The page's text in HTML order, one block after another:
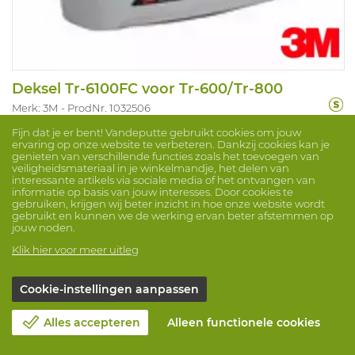
Deksel Tr-6100FC voor Tr-600/Tr-800
Merk: 3M ProdNr. 1032506
Deksel voor TR-600 en TR-800 te combineren met filter
TR-6110E en TR-6130E.
20,70 €
Vergelijk
Fijn dat je er bent! Vandeputte gebruikt cookies om jouw
ervaring op onze website te verbeteren. Dankzij cookies kan je
genieten van verschillende functies zoals het toevoegen van
veiligheidsmateriaal in je winkelmandje, het delen van
interessante artikels via sociale media of het ontvangen van
informatie op basis van jouw interesses. Door cookies te
gebruiken, krijgen wij beter inzicht in hoe onze website wordt
gebruikt en kunnen we de werking ervan beter afstemmen op
jouw noden.
Klik hier voor meer uitleg
Cookie-instellingen aanpassen
Alles accepteren Alleen functionele cookies